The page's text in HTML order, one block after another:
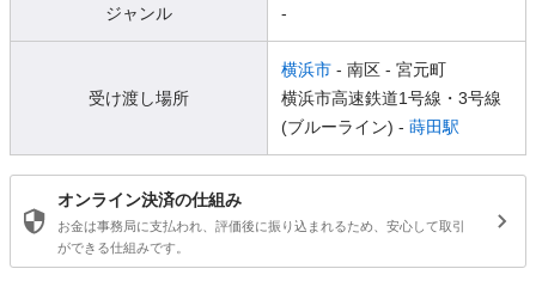
ジャンル -
受け渡し場所
横浜市 - 南区 - 宮元町
横浜市高速鉄道1号線・3号線
(ブルーライン) - 蒔田駅
オンライン決済の仕組み
お金は事務局に支払われ、評価後に振り込まれるため、安心して取引
ができる仕組みです。